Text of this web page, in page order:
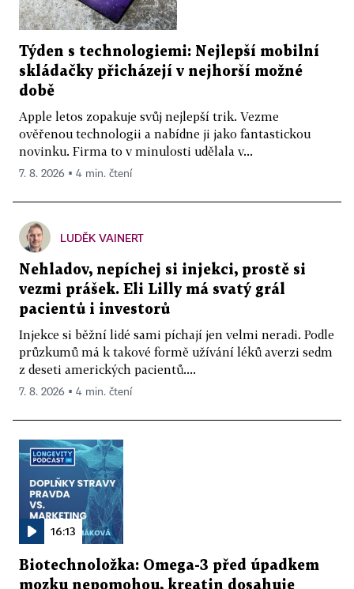
Týden s technologiemi: Nejlepší mobilní
skládačky přicházejí v nejhorší možné
době
Apple letos zopakuje svůj nejlepší trik. Vezme
ověřenou technologii a nabídne ji jako fantastickou
novinku. Firma to v minulosti udělala v...
7. 8. 2026 ▪ 4 min. čtení
LUDĚK VAINERT
Nehladov, nepíchej si injekci, prostě si
vezmi prášek. Eli Lilly má svatý grál
pacientů i investorů
Injekce si běžní lidé sami píchají jen velmi neradi. Podle
průzkumů má k takové formě užívání léků averzi sedm
z deseti amerických pacientů....
7. 8. 2026 ▪ 4 min. čtení
16:13
Biotechnoložka: Omega-3 před úpadkem
mozku nepomohou, kreatin dosahuje